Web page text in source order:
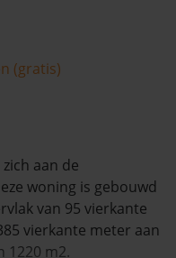
(gratis)
aan de
woning is gebouwd
van 95 vierkante
vierkante meter aan
1220 m2.